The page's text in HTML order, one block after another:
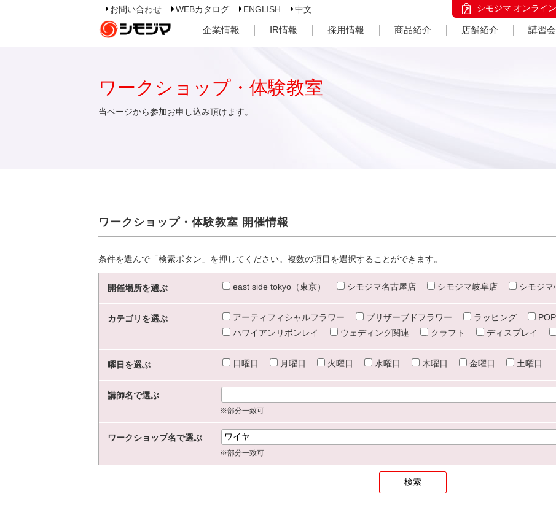
お問い合わせ WEBカタログ ENGLISH 中文 シモジマ オンライ
企業情報 IR情報 採用情報 商品紹介 店舗紹介 講習
ワークショップ・体験教室
当ページから参加お申し込み頂けます。
ワークショップ・体験教室 開催情報
条件を選んで「検索ボタン」を押してください。複数の項目を選択することができます。
開催場所を選ぶ east side tokyo（東京） シモジマ名古屋店 シモジマ岐阜店 シモジマ
カテゴリを選ぶ アーティフィシャルフラワー プリザーブドフラワー ラッピング POP
ハワイアンリボンレイ
ウェディング関連 クラフト ディスプレイ
曜日を選ぶ 日曜日 月曜日 火曜日 水曜日 木曜日 金曜日 土曜日
講師名で選ぶ
※部分一致可
ワークショップ名で選ぶ
※部分一致可